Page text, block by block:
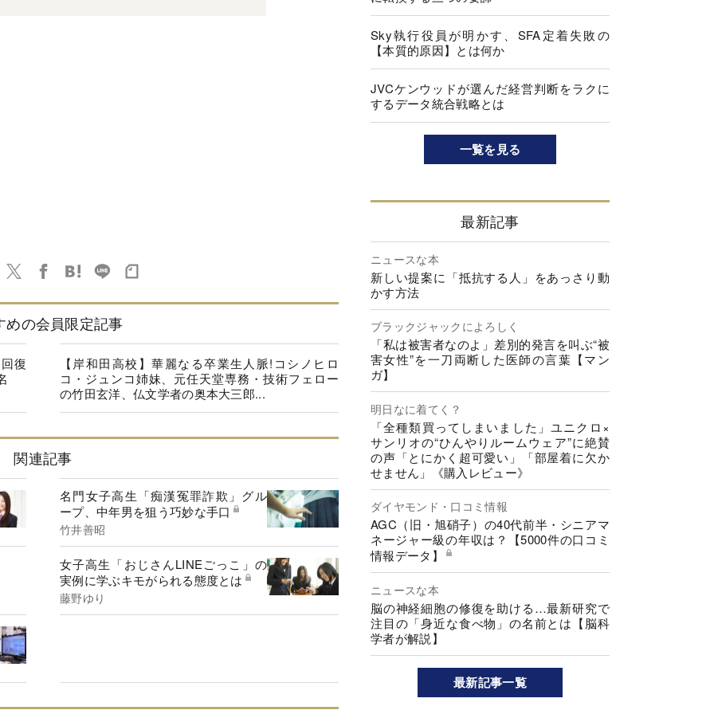
めの会員限定記事
復
【岸和田高校】華麗なる卒業生人脈!コシノヒロ
コ・ジュンコ姉妹、元任天堂専務・技術フェロー
の竹田玄洋、仏文学者の奥本大三郎...
関連記事
名門女子高生「痴漢冤罪詐欺」グル
ープ、中年男を狙う巧妙な手口
竹井善昭
女子高生「おじさんLINEごっこ」の
実例に学ぶキモがられる態度とは
藤野ゆり
Sky執行役員が明かす、SFA定着失敗の
【本質的原因】とは何か
JVCケンウッドが選んだ経営判断をラクに
するデータ統合戦略とは
一覧を見る
最新記事
ニュースな本
新しい提案に「抵抗する人」をあっさり動
かす方法
ブラックジャックによろしく
「私は被害者なのよ」差別的発言を叫ぶ“被
害女性”を一刀両断した医師の言葉【マン
ガ】
明日なに着てく？
「全種類買ってしまいました」ユニクロ×
サンリオの“ひんやりルームウェア”に絶賛
の声「とにかく超可愛い」「部屋着に欠か
せません」《購入レビュー》
ダイヤモンド・口コミ情報
AGC（旧・旭硝子）の40代前半・シニアマ
ネージャー級の年収は？【5000件の口コミ
情報データ】
ニュースな本
脳の神経細胞の修復を助ける…最新研究で
注目の「身近な食べ物」の名前とは【脳科
学者が解説】
最新記事一覧